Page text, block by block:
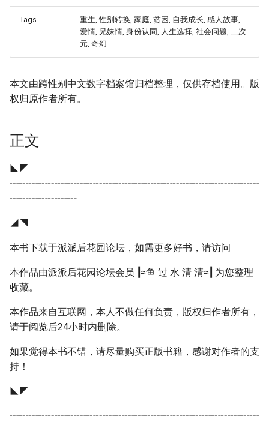
Tags
重生, 性别转换, 家庭, 贫困, 自我成长, 感人故事,
爱情, 兄妹情, 身份认同, 人生选择, 社会问题, 二次
元, 奇幻
本文由跨性别中文数字档案馆归档整理，仅供存档使用。版
权归原作者所有。
正文
◣◤
┄┄┄┄┄┄┄┄┄┄┄┄┄┄┄┄┄┄┄┄┄┄┄┄┄┄
┄┄┄┄┄┄┄
◢◥
本书下载于派派后花园论坛，如需更多好书，请访问
本作品由派派后花园论坛会员 ‖≈鱼 过 水 清 清≈‖ 为您整理
收藏。
本作品来自互联网，本人不做任何负责，版权归作者所有，
请于阅览后24小时内删除。
如果觉得本书不错，请尽量购买正版书籍，感谢对作者的支
持！
◣◤
┄┄┄┄┄┄┄┄┄┄┄┄┄┄┄┄┄┄┄┄┄┄┄┄┄┄